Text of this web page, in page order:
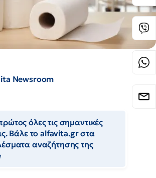
Newsroom
όλες τις σημαντικές
Βάλε το alfavita.gr στα
αναζήτησης της